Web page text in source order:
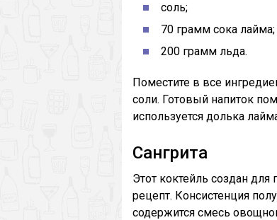
соль;
70 грамм сока лайма;
200 грамм льда.
Поместите в все
соли. Готовый напиток
используется долька
Сангрита
Этот коктейль создан
рецепт. Консистенция
содержится смесь